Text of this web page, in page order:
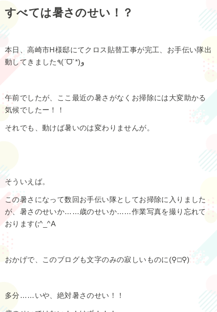
すべては暑さのせい！？
本日、高崎市H様邸にてクロス貼替工事が完工、お手伝い隊出
動してきました٩(ˊᗜˋ*)و
午前でしたが、ここ最近の暑さがなくお掃除には大変助かる
気候でしたー！！
それでも、動けば暑いのは変わりませんが。
そういえば。
この暑さになって数回お手伝い隊としてお掃除に入りました
が、暑さのせいか……歳のせいか……作業写真を撮り忘れて
おります(;^_^A
おかげで、このブログも文字のみの寂しいものに(⚲□⚲)
多分……いや、絶対暑さのせい！！